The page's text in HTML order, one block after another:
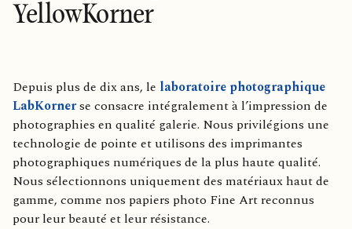
YellowKorner
Depuis plus de dix ans, le laboratoire photographique
LabKornerse consacre intégralement à l’impression de
photographies en qualité galerie. Nous privilégions une
technologie de pointe et utilisons des imprimantes
photographiques numériques de la plus haute qualité.
Nous sélectionnons uniquement des matériaux haut de
gamme, comme nos papiers photo Fine Art reconnus
pour leur beauté et leur résistance.